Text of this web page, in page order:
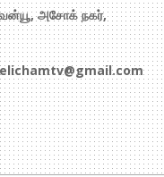
அசோக் நகர்,